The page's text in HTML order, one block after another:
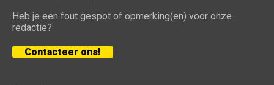
Heb je een fout gespot of opmerking(en) voor onze
redactie?
Contacteer ons!